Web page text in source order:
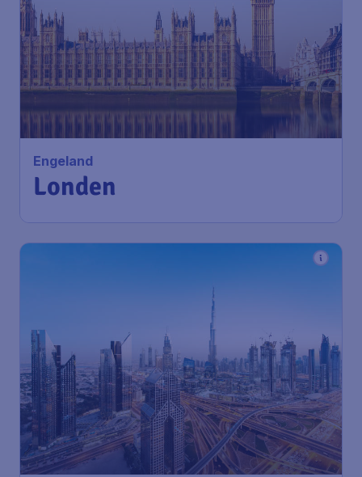
Engeland
Londen